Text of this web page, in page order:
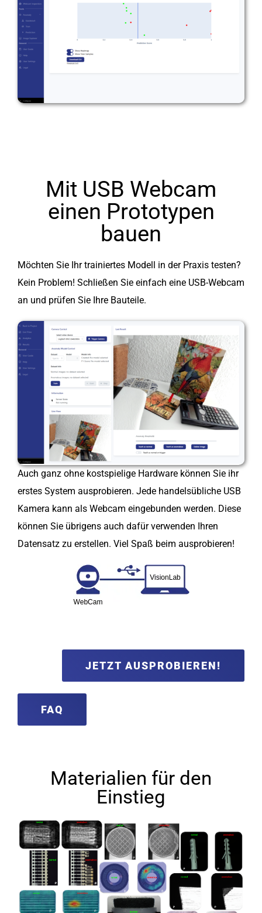
Mit USB Webcam
einen Prototypen
bauen
Möchten Sie Ihr trainiertes Modell in der Praxis testen?
Kein Problem! Schließen Sie einfach eine USB-Webcam
an und prüfen Sie Ihre Bauteile.
Auch ganz ohne kostspielige Hardware können Sie ihr
erstes System ausprobieren. Jede handelsübliche USB
Kamera kann als Webcam eingebunden werden. Diese
können Sie übrigens auch dafür verwenden Ihren
Datensatz zu erstellen. Viel Spaß beim ausprobieren!
JETZT AUSPROBIEREN!
FAQ
Materialien für den
Einstieg